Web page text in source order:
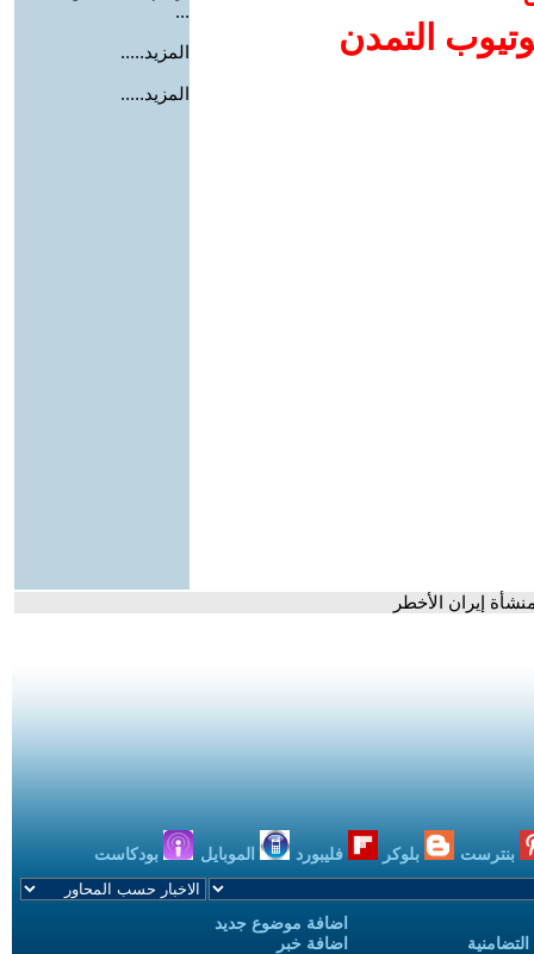
التمدن
...
المزيد.....
المزيد.....
إيران الأخطر
بنترست بلوكر فليبورد الموبايل بودكاست
اضافة موضوع جديد
اضافة خبر